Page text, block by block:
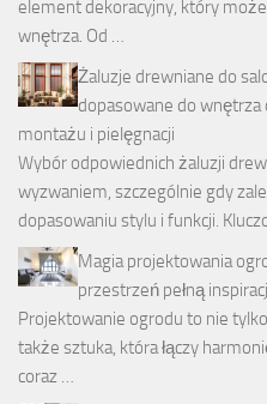
element dekoracyjny, który
wnętrza. Od …
Żaluzje drewniane do
dopasowane do wnętrza
montażu i pielęgnacji
Wybór odpowiednich żaluzji
wyzwaniem, szczególnie gdy
dopasowaniu stylu i funkcji.
Magia projektowania
przestrzeń pełną
Projektowanie ogrodu to nie
także sztuka, która łączy
coraz …